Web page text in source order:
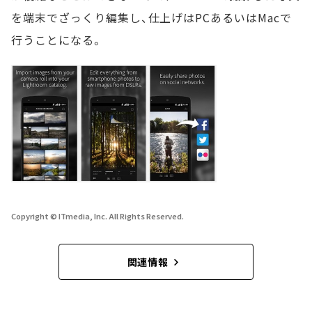
を端末でざっくり編集し、仕上げはPCあるいはMacで
行うことになる。
Copyright © ITmedia, Inc. All Rights Reserved.
関連情報